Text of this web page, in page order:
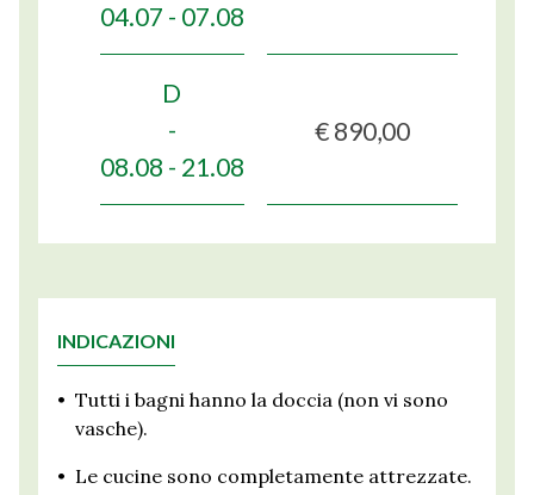
04.07 - 07.08
D
-
08.08 - 21.08
€ 890,00
INDICAZIONI
• Tutti i bagni hanno la doccia (non vi sono
vasche).
• Le cucine sono completamente attrezzate.